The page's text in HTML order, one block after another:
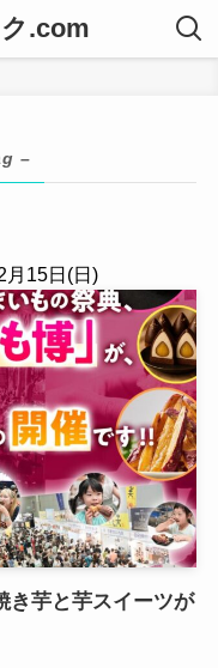
.com
–
月15日(日)
き芋と芋スイーツが